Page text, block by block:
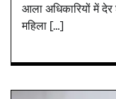
आला अधिकारियों में
महिला […]